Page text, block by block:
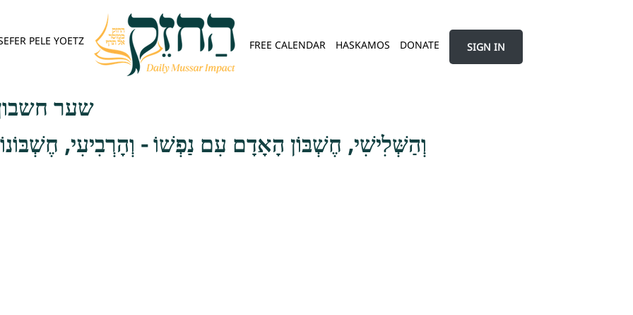
PELE YOETZ FREE CALENDAR HASKAMOS DONATE SIGN IN
שער
וְהַשְּׁלִישִׁי, חֶשְׁבּוֹן הָאָדָם עִם נַפְשׁוֹ - וְהָרְבִיעִי,